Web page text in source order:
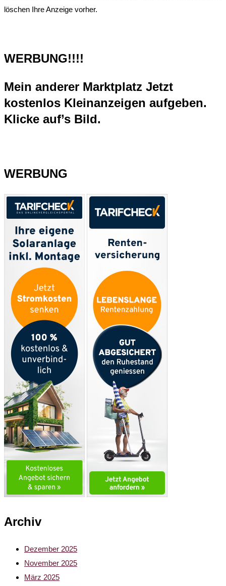
löschen Ihre Anzeige vorher.
WERBUNG!!!!
Mein anderer Marktplatz Jetzt
kostenlos Kleinanzeigen aufgeben.
Klicke auf’s Bild.
WERBUNG
Archiv
Dezember 2025
November 2025
März 2025